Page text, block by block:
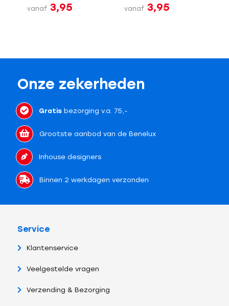
vanaf 3,95
vanaf 3,95
Onze zekerheden
Gratisbezorging v.a. 75,-
Grootste aanbod van de Benelux
Inhouse designers
Binnen 2 werkdagen verzonden
Service
Klantenservice
Veelgestelde vragen
Verzending & Bezorging